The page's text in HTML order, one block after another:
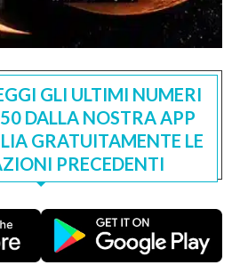
GLI ULTIMI NUMERI
DALLA NOSTRA APP
GRATUITAMENTE LE
PRECEDENTI